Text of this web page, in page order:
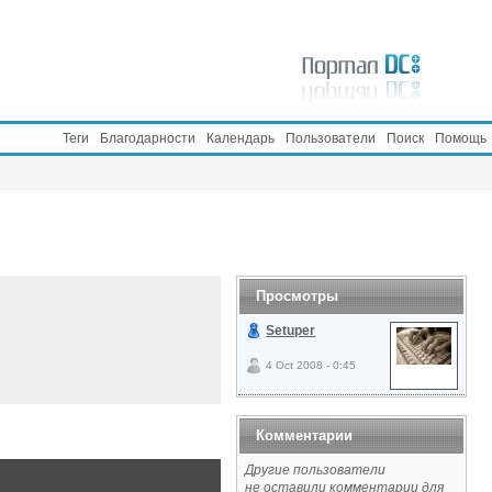
Помощь
Поиск
Пользователи
Календарь
Благодарности
Теги
Просмотры
Setuper
4 Oct 2008 - 0:45
Комментарии
Другие пользователи
не оставили комментарии для